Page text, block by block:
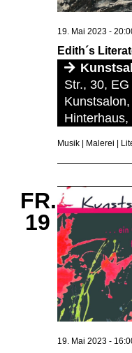
Edith´s
19. Mai 2023 -
Str., 30,
Musik | Malerei |
FR.
19
19. Mai 2023 -